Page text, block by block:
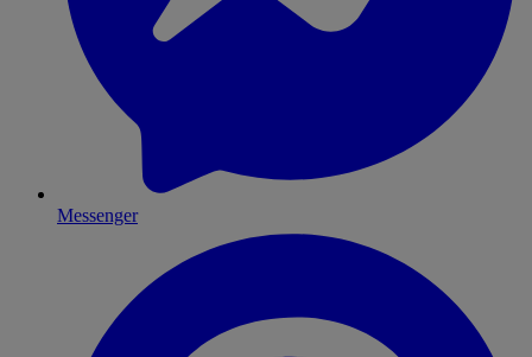
Messenger